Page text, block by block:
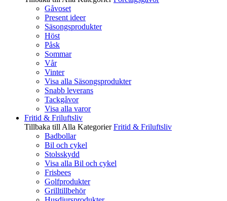
Gåvoset
Present ideer
Säsongsprodukter
Höst
Påsk
Sommar
Vår
Vinter
Visa alla Säsongsprodukter
Snabb leverans
Tackgåvor
Visa alla varor
Fritid & Friluftsliv
Tillbaka till Alla Kategorier Fritid & Friluftsliv
Badbollar
Bil och cykel
Stolsskydd
Visa alla Bil och cykel
Frisbees
Golfprodukter
Grilltillbehör